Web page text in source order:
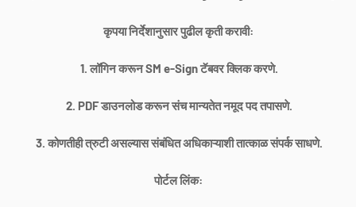
कृपया निर्देशानुसार पुढील कृती करावी:
1. लॉगिन करून SM e-Sign टॅबवर क्लिक करणे.
2. PDF डाउनलोड करून संच मान्यतेत नमूद पद तपासणे.
3. कोणतीही त्रुटी असल्यास संबंधित अधिकाऱ्याशी तात्काळ संपर्क साधणे.
पोर्टल लिंक: